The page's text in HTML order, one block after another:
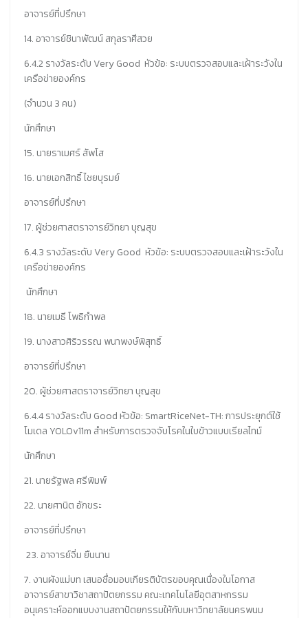
อาจารย์ที่ปรึกษา
14. อาจารย์ชินาพัฒน์ สกุลราศีสวย
6.4.2 รางวัลระดับ Very Good หัวข้อ: ระบบตรวจสอบและเฝ้าระวังใน
เครือข่ายองค์กร
(จำนวน 3 คน)
นักศึกษา
15. นายราเมศร์ สัพโส
16. นายเอกสิทธิ์ ไชยบุรมย์
อาจารย์ที่ปรึกษา
17. ผู้ช่วยศาสตราจารย์วิทยา บุญสุข
6.4.3 รางวัลระดับ Very Good หัวข้อ: ระบบตรวจสอบและเฝ้าระวังใน
เครือข่ายองค์กร
นักศึกษา
18. นายเมธี โพธิกำพล
19. นางสาวศิริวรรณ พนาพงษ์พิสุทธิ์
อาจารย์ที่ปรึกษา
20. ผู้ช่วยศาสตราจารย์วิทยา บุญสุข
6.4.4 รางวัลระดับ Good หัวข้อ: SmartRiceNet-TH: การประยุกต์ใช้
โมเดล YOLOv11m สำหรับการตรวจจับโรคในใบข้าวแบบเรียลไทม์
นักศึกษา
21. นายรัฐพล ศรีพิมพ์
22. นายศานิต อักขระ
อาจารย์ที่ปรึกษา
23. อาจารย์จิ่ม ยืนนาน
7. งานผังแม่บท เสนอชื่อมอบเกียรติบัตรขอบคุณเนื่องในโอกาส
อาจารย์สาขาวิชาสถาปัตยกรรม คณะเทคโนโลยีอุตสาหกรรม
อนุเคราะห์ออกแบบงานสถาปัตยกรรมให้กับมหาวิทยาลัยนครพนม